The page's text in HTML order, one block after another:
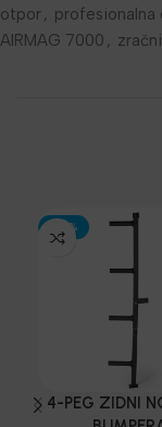
otpor, profesionalna
AIRMAG 7000 ,
-30%
4-PEG ZIDNI